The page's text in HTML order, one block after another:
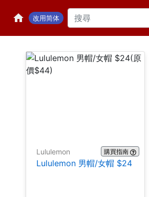
改用简体
Lululemon 購買指南
Lululemon 男帽/女帽 $24